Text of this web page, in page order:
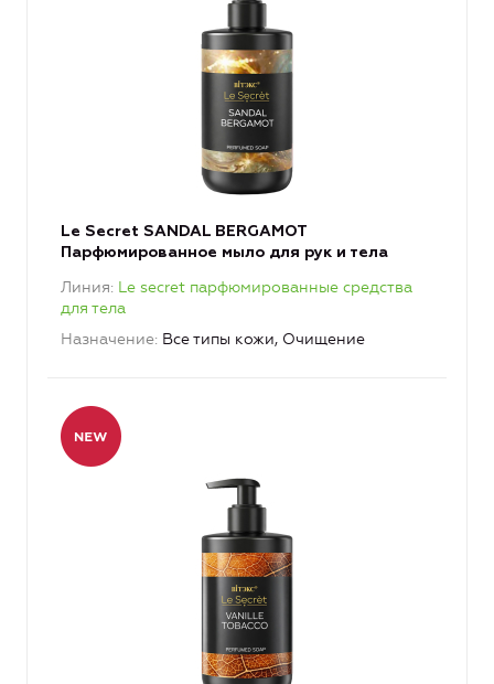
Le Secret SANDAL BERGAMOT
Парфюмированное мыло для рук и тела
Линия Le secret парфюмированные средства
для тела
Назначение Все типы кожи, Очищение